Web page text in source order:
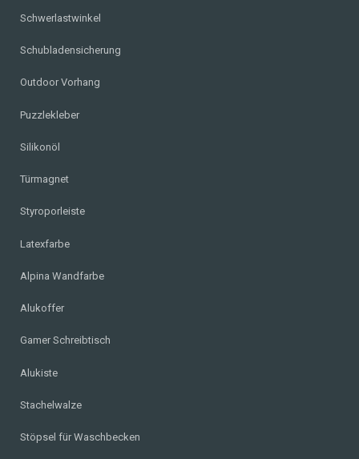
Schwerlastwinkel
Schubladensicherung
Outdoor Vorhang
Puzzlekleber
Silikonöl
Türmagnet
Styroporleiste
Latexfarbe
Alpina Wandfarbe
Alukoffer
Gamer Schreibtisch
Alukiste
Stachelwalze
Stöpsel für Waschbecken